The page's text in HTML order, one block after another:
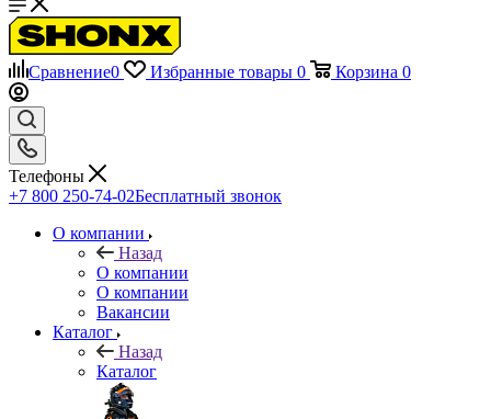
Сравнение0 Избранные товары 0 Корзина 0
Телефоны
+7 800 250-74-02Бесплатный звонок
О компании
Назад
О компании
О компании
Вакансии
Каталог
Назад
Каталог